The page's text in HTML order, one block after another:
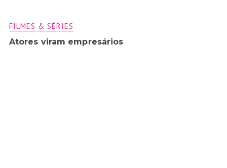
FILMES & SÉRIES
Atores viram empresários